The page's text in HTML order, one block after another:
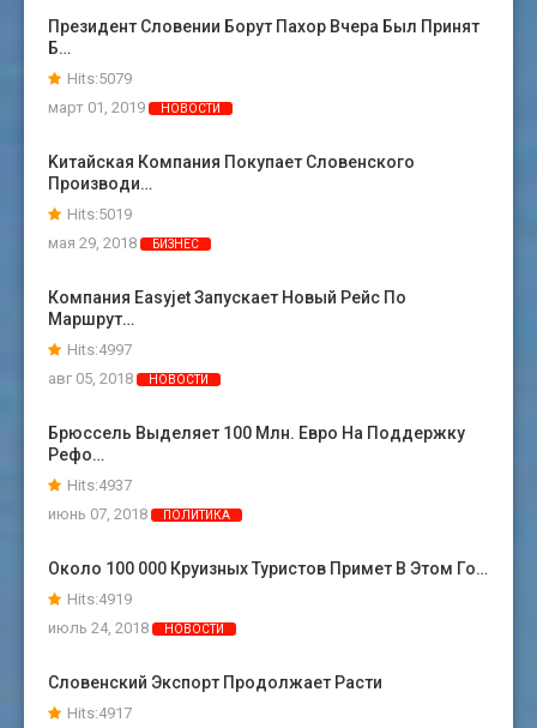
Президент Словении Борут Пахор Вчера Был Принят
Б…
Hits:5079
март 01, 2019
НОВОСТИ
Kитайская Компания Покупает Словенского
Производи…
Hits:5019
мая 29, 2018
БИЗНЕС
Компания Easyjet Запускает Новый Рейс По
Маршрут…
Hits:4997
авг 05, 2018
НОВОСТИ
Брюссель Выделяет 100 Млн. Евро На Поддержку
Рефо…
Hits:4937
июнь 07, 2018
ПОЛИТИКА
Около 100 000 Круизных Туристов Примет В Этом Го…
Hits:4919
июль 24, 2018
НОВОСТИ
Словенский Экспорт Продолжает Расти
Hits:4917